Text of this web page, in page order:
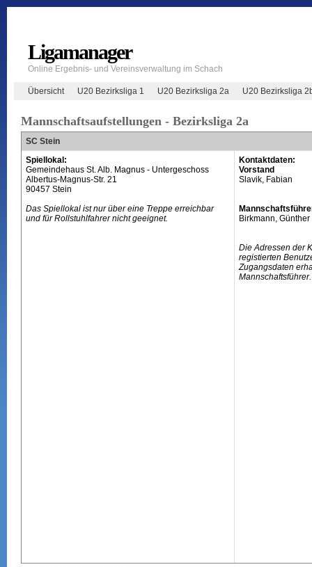
Ligamanager
Online Ergebnis- und Vereinsverwaltung im Schach
Übersicht U20 Bezirksliga 1 U20 Bezirksliga 2a U20 Bezirksliga
Mannschaftsaufstellungen - Bezirksliga 2a
SC Stein
Spiellokal:
Gemeindehaus St. Alb. Magnus - Untergeschoss
Albertus-Magnus-Str. 21
90457 Stein
Das Spiellokal ist nur über eine Treppe erreichbar
und für Rollstuhlfahrer nicht geeignet.
Kontaktdaten:
Vorstand
Slavik, Fabian
Birkmann, Günther
Die Adressen der
registierten
Zugangsdaten
Mannschaftsführer.